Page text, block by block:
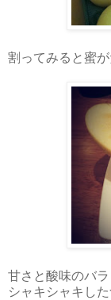
割ってみると蜜
甘さと酸味のバラ
シャキシャキし